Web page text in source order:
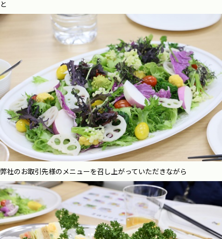
と
弊社のお取引先様のメニューを召し上がっていただきながら